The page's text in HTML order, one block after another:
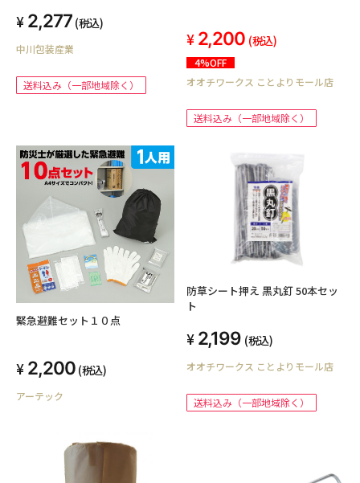
厚さ5mm 日本製 ゴルフクラブ
ポスター 長物 収納 梱包
2,277 (税込)
中川包装産業
送料込み（一部地域除く）
2,200 (税込)
4%OFF
オオチワークス ことよりモール店
送料込み（一部地域除く）
緊急避難セット１０点
2,200 (税込)
アーテック
防草シート押え 黒丸釘 50本セッ
ト
2,199 (税込)
オオチワークス ことよりモール店
送料込み（一部地域除く）